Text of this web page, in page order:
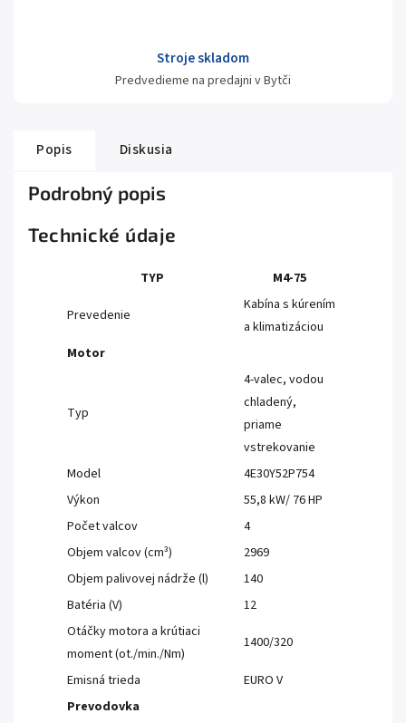
Stroje skladom
Predvedieme na predajni v Bytči
Popis Diskusia
Podrobný popis
Technické údaje
TYP M4-75
Prevedenie
Kabína s kúrením
a klimatizáciou
Motor
Typ
4-valec, vodou
chladený,
priame
vstrekovanie
Model
4E30Y52P754
Výkon
55,8 kW/ 76 HP
Počet valcov
4
Objem valcov (cm³)
2969
Objem palivovej nádrže (l)
140
Batéria (V)
12
Otáčky motora a krútiaci
moment (ot./min./Nm)
1400/320
Emisná trieda
EURO V
Prevodovka